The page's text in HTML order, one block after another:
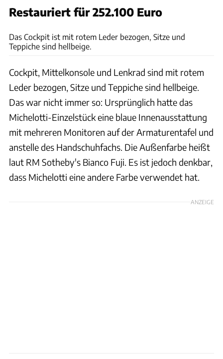
Restauriert für 252.100 Euro
Das Cockpit ist mit rotem Leder bezogen, Sitze und
Teppiche sind hellbeige.
Cockpit, Mittelkonsole und Lenkrad sind mit rotem
Leder bezogen, Sitze und Teppiche sind hellbeige.
Das war nicht immer so: Ursprünglich hatte das
Michelotti-Einzelstück eine blaue Innenausstattung
mit mehreren Monitoren auf der Armaturentafel und
anstelle des Handschuhfachs. Die Außenfarbe heißt
laut RM Sotheby's Bianco Fuji. Es ist jedoch denkbar,
dass Michelotti eine andere Farbe verwendet hat.
ANZEIGE